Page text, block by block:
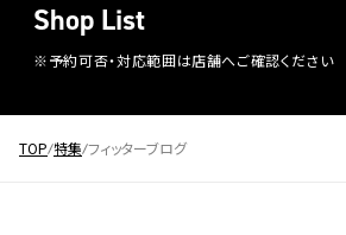
TOP 特集 フィッターブログ
Shop List
※予約可否・対応範囲は店舗へご確認ください